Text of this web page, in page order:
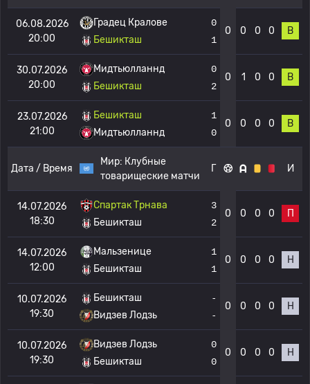
06.08.2026
20:00
Градец Кралове
Бешикташ
0
1
0 0 0 0 В
30.07.2026
20:00
Мидтьюлланнд
Бешикташ
0
2
0 1 0 0 В
23.07.2026
21:00
Бешикташ
Мидтьюлланнд
1
0
0 0 0 0 В
Дата / Время
Мир: Клубные
товарищеские матчи
Г И
14.07.2026
18:30
Спартак Трнава
Бешикташ
3
2
0 0 0 0 П
14.07.2026
12:00
Мальзенице
Бешикташ
1
1
0 0 0 0 Н
10.07.2026
19:30
Бешикташ
Видзев Лодзь
-
-
0 0 0 0 Н
10.07.2026
19:30
Видзев Лодзь
Бешикташ
0
0
0 0 0 0 Н